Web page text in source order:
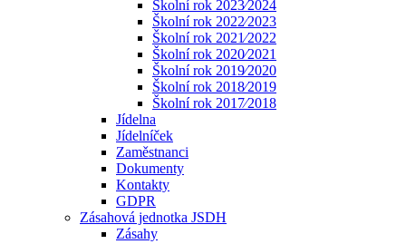
Školní rok 2023⁄2024
Školní rok 2022⁄2023
Školní rok 2021⁄2022
Školní rok 2020⁄2021
Školní rok 2019⁄2020
Školní rok 2018⁄2019
Školní rok 2017⁄2018
Jídelna
Jídelníček
Zaměstnanci
Dokumenty
Kontakty
GDPR
Zásahová jednotka JSDH
Zásahy